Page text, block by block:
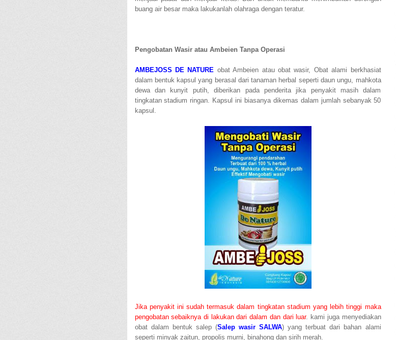
buang air besar maka lakukanlah olahraga dengan teratur.
Pengobatan Wasir atau Ambeien Tanpa Operasi
AMBEJOSS DE NATURE obat Ambeien atau obat wasir, Obat alami berkhasiat
dalam bentuk kapsul yang berasal dari tanaman herbal seperti daun ungu, mahkota
dewa dan kunyit putih, diberikan pada penderita jika penyakit masih dalam
tingkatan stadium ringan. Kapsul ini biasanya dikemas dalam jumlah sebanyak 50
kapsul.
Jika penyakit ini sudah termasuk dalam tingkatan stadium yang lebih tinggi maka
pengobatan sebaiknya di lakukan dari dalam dan dari luar. kami juga menyediakan
obat dalam bentuk salep (Salep wasir SALWA) yang terbuat dari bahan alami
seperti minyak zaitun, propolis murni, binahong dan sirih merah.